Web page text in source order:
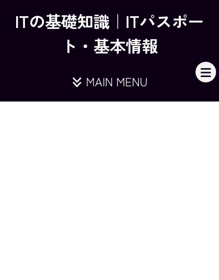
ITの基礎知識｜ITパスポー
ト・基本情報
MAIN MENU